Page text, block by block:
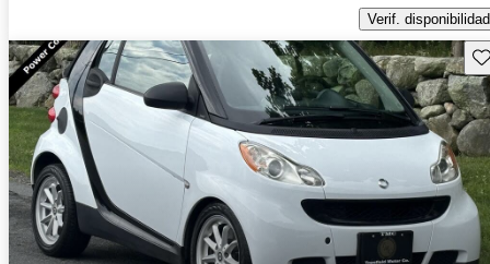
Verif. disponibilidad